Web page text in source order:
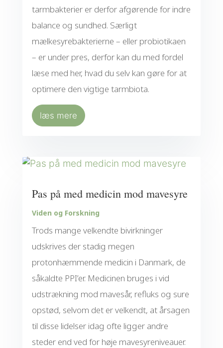
tarmbakterier er derfor afgørende for indre
balance og sundhed. Særligt
mælkesyrebakterierne – eller probiotikaen
– er under pres, derfor kan du med fordel
læse med her, hvad du selv kan gøre for at
optimere den vigtige tarmbiota.
læs mere
Pas på med medicin mod mavesyre
Viden og Forskning
Trods mange velkendte bivirkninger
udskrives der stadig megen
protonhæmmende medicin i Danmark, de
såkaldte PPI’er. Medicinen bruges i vid
udstrækning mod mavesår, refluks og sure
opstød, selvom det er velkendt, at årsagen
til disse lidelser idag ofte ligger andre
steder end ved for høje mavesyreniveauer.